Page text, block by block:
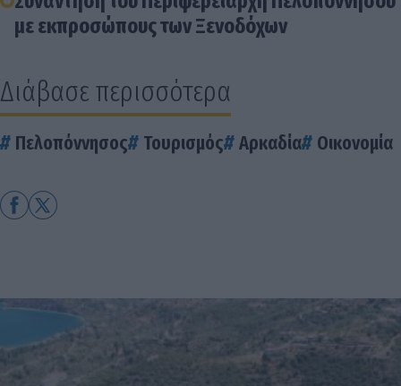
με εκπροσώπους των Ξενοδόχων
Διάβασε περισσότερα
Πελοπόννησος Τουρισμός Αρκαδία Οικονομία